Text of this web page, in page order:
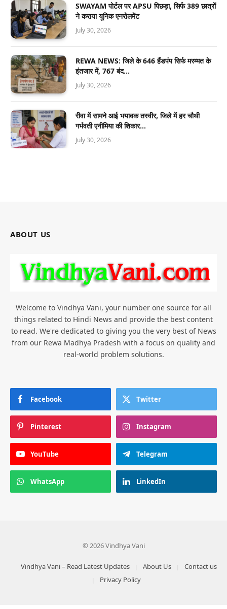
SWAYAM पोर्टल पर APSU पिछड़ा, सिर्फ 389 छात्रों
ने कराया यूनिक एनरोलमेंट
July 30, 2026
REWA NEWS: जिले के 646 हैंडपंप सिर्फ मरम्मत के
इंतजार में, 767 बंद…
July 30, 2026
रीवा में सामने आई भयावक तस्वीर, जिले में हर चौथी
गर्भवती एनीमिया की शिकार…
July 30, 2026
ABOUT US
Welcome to Vindhya Vani, your number one source for all
things related to Hindi News and provide the best content
to read. We're dedicated to giving you the very best of News
from our Rewa Madhya Pradesh with a focus on quality and
real-world problem solutions.
Facebook Twitter
Pinterest Instagram
YouTube Telegram
WhatsApp LinkedIn
© 2026 Vindhya Vani
Vindhya Vani – Read Latest Updates About Us
Contact us
Privacy Policy